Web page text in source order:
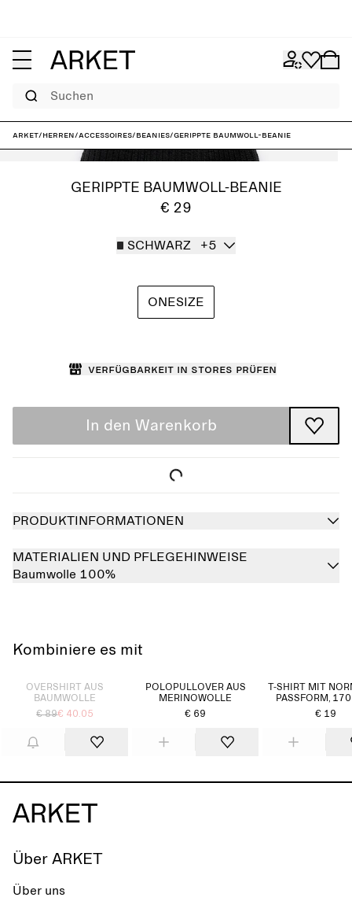
Suchen
ARKET/Herren/Accessoires/Beanies/Gerippte Baumwoll-Beanie
GERIPPTE BAUMWOLL-BEANIE
€ 29
SCHWARZ +5
ONESIZE
Verfügbarkeit in Stores prüfen
In den Warenkorb
PRODUKTINFORMATIONEN
MATERIALIEN UND PFLEGEHINWEISE
Baumwolle 100%
Kombiniere es mit
OVERSHIRT AUS
BAUMWOLLE
€ 89€ 40.05
POLOPULLOVER AUS
MERINOWOLLE
€ 69
T-SHIRT MIT
PASSFORM,
€ 19
Über ARKET
Über uns